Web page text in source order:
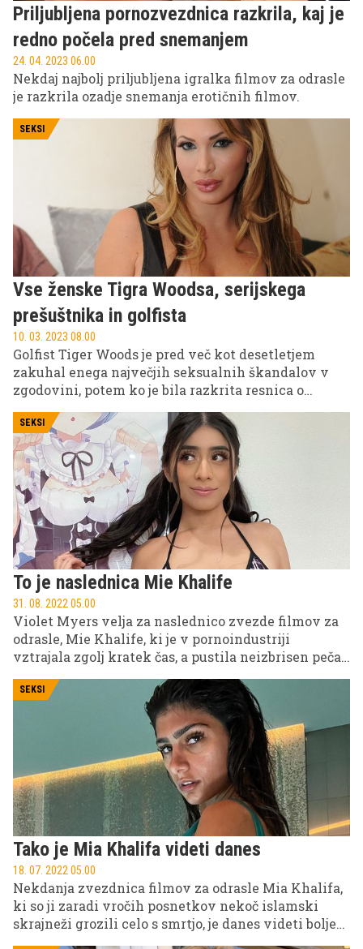
Priljubljena pornozvezdnica razkrila, kaj je
redno počela pred snemanjem
24. 04. 2023 06.00
Nekdaj najbolj priljubljena igralka filmov za odrasle
je razkrila ozadje snemanja erotičnih filmov.
SEKSI
Vse ženske Tigra Woodsa, serijskega
prešuštnika in golfista
10. 03. 2023 08.00
Golfist Tiger Woods je pred več kot desetletjem
zakuhal enega največjih seksualnih škandalov v
zgodovini, potem ko je bila razkrita resnica o
preteklosti ljubil številne ženske, med drugim tudi
nekdanjo veliko tekmico Tine Maze. Ženo naj bi
prevaral z več kot 60 ženskami.
SEKSI
To je naslednica Mie Khalife
31. 08. 2022 05.00
Violet Myers velja za naslednico zvezde filmov za
odrasle, Mie Khalife, ki je v pornoindustriji
vztrajala zgolj kratek čas, a pustila neizbrisen pečat.
različnih spletnih kanalih, zdaj pa jim izpolnjuje
SEKSI
Tako je Mia Khalifa videti danes
18. 07. 2022 05.00
Nekdanja zvezdnica filmov za odrasle Mia Khalifa,
ki so ji zaradi vročih posnetkov nekoč islamski
skrajneži grozili celo s smrtjo, je danes videti bolje